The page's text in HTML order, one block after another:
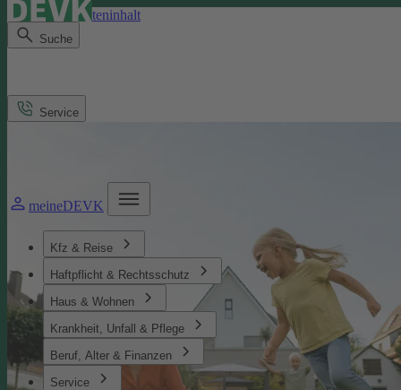
Direkt zum Seiteninhalt
Suche
meineDEVK
Kfz & Reise
Haftpflicht & Rechtsschutz
Haus & Wohnen
Krankheit, Unfall & Pflege
Beruf, Alter & Finanzen
Service
Service